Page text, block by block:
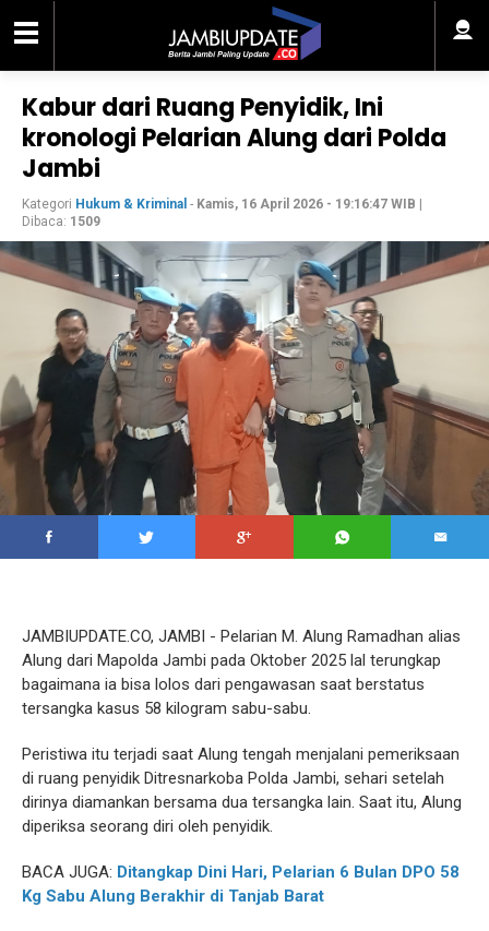
Kabur dari Ruang Penyidik, Ini
kronologi Pelarian Alung dari Polda
Jambi
Kategori Hukum & Kriminal - Kamis, 16 April 2026 - 19:16:47 WIB
Dibaca: 1509
JAMBIUPDATE.CO, JAMBI - Pelarian M. Alung Ramadhan alias
Alung dari Mapolda Jambi pada Oktober 2025 lal terungkap
bagaimana ia bisa lolos dari pengawasan saat berstatus
tersangka kasus 58 kilogram sabu-sabu.
Peristiwa itu terjadi saat Alung tengah menjalani pemeriksaan
di ruang penyidik Ditresnarkoba Polda Jambi, sehari setelah
dirinya diamankan bersama dua tersangka lain. Saat itu, Alung
diperiksa seorang diri oleh penyidik.
BACA JUGA: Ditangkap Dini Hari, Pelarian 6 Bulan DPO 58
Kg Sabu Alung Berakhir di Tanjab Barat